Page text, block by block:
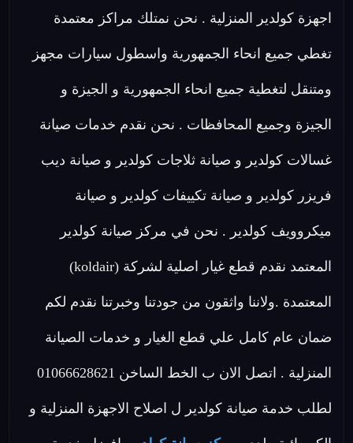
اجهزة كولدير المنزلية . نحن نمتلك مراكز معتمدة
تغطي جميع انحاء الجمهورية واسطول سيارات مجهز
ومتنقل لتغطية جميع انحاء الجمهورية و الجيزة و
الجيزة وجميع المحافظات . نحن نقدم خدمات صيانة
غسالات كولدير و صيانة ثلاجات كولدير و صيانة ديب
فريزر كولدير و صيانة تكييفات كولدير و صيانة
ميكروويف كولدير . نحن في مركز صيانة كولدير
المعتمد نقدم قطع غيار اصلية لشركة (koldair)
المعتمدة .ولاننا واثقون من جودتنا وخبرتنا نقدم لكم
ضمان عام كامل علي قطع الغيار و خدمات الصيانة
المنزلية . اتصل الان ب الخط الساخن 01066628621
لطلب خدمة صيانة كولدير ل اصلاح الاجهزة المنزلية و